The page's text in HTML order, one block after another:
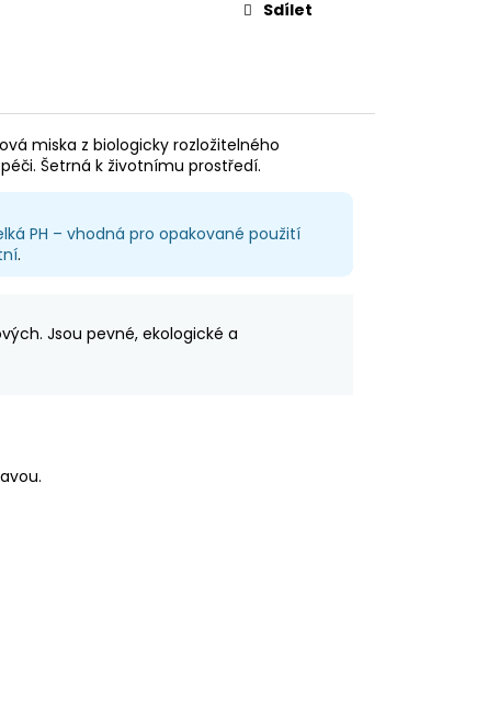
Sdílet
miska z biologicky rozložitelného
Šetrná k životnímu prostředí.
PH – vhodná pro opakované použití
.
Jsou pevné, ekologické a